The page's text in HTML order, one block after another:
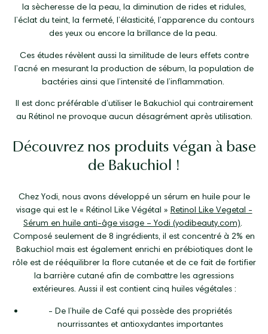
la sècheresse de la peau, la diminution de rides et ridules,
l’éclat du teint, la fermeté, l’élasticité, l’apparence du contours
des yeux ou encore la brillance de la peau.
Ces études révèlent aussi la similitude de leurs effets contre
l’acné en mesurant la production de sébum, la population de
bactéries ainsi que l’intensité de l’inflammation.
Il est donc préférable d’utiliser le Bakuchiol qui contrairement
au Rétinol ne provoque aucun désagrément après utilisation.
Découvrez nos produits végan à base
de Bakuchiol !
Chez Yodi, nous avons développé un sérum en huile pour le
visage qui est le « Rétinol Like Végétal » Retinol Like Vegetal -
Sérum en huile anti-âge visage – Yodi (yodibeauty.com).
Composé seulement de 8 ingrédients, il est concentré à 2% en
Bakuchiol mais est également enrichi en prébiotiques dont le
rôle est de rééquilibrer la flore cutanée et de ce fait de fortifier
la barrière cutané afin de combattre les agressions
extérieures. Aussi il est contient cinq huiles végétales :
- De l’huile de Café qui possède des propriétés
nourrissantes et antioxydantes importantes